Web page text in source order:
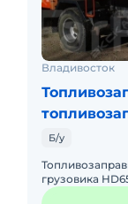
Владивосток
Б/у
грузовика
двигатель